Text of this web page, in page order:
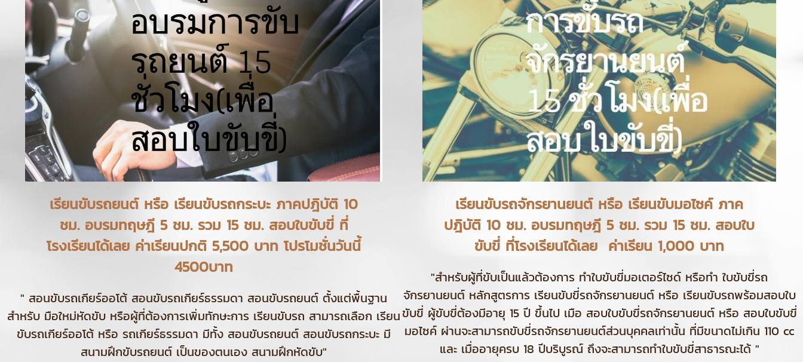
เรียนขับรถยนต์ หรือ เรียนขับรถกระบะ ภาคปฎิบัติ 10
ชม. อบรมทฤษฎี 5 ชม. รวม 15 ชม. สอบใบขับขี่ ที่
โรงเรียนได้เลย ค่าเรียนปกติ 5,500 บาท โปรโมชั่นวันนี้
4500บาท
" สอนขับรถเกียร์ออโต้ สอนขับรถเกียร์ธรรมดา สอนขับรถยนต์ ตั้งแต่พื้นฐาน
สำหรับ มือใหม่หัดขับ หรือผู้ที่ต้องการเพิ่มทักษะการ เรียนขับรถ สามารถเลือก เรียน
ขับรถเกียร์ออโต้ หรือ รถเกียร์ธรรมดา มีทั้ง สอนขับรถยนต์ สอนขับรถกระบะ มี
สนามฝึกขับรถยนต์ เป็นของตนเอง สนามฝึกหัดขับ"
เรียนขับรถจักรยานยนต์ หรือ เรียนขับมอไซค์ ภาค
ปฎิบัติ 10 ชม. อบรมทฤษฎี 5 ชม. รวม 15 ชม. สอบใบ
ขับขี่ ที่โรงเรียนได้เลย ค่าเรียน 1,000 บาท
"สำหรับผู้ที่ขับเป็นแล้วต้องการ ทำใบขับขี่มอเตอร์ไซด์ หรือทำ ใบขับขี่รถ
จักรยานยนต์ หลักสูตรการ เรียนขับขี่รถจักรยานยนต์ หรือ เรียนขับรถพร้อมสอบใบ
ขับขี่ ผู้ขับขี่ต้องมีอายุ 15 ปี ขึ้นไป เมือ สอบใบขับขี่รถจักรยานยนต์ หรือ สอบใบขับขี่
มอไซค์ ผ่านจะสามารถขับขี่รถจักรยานยนต์ส่วนบุคคลเท่านั้น ที่มีขนาดไม่เกิน 110 cc
และ เมื่ออายุครบ 18 ปีบริบูรณ์ ถึงจะสามารถทำใบขับขี่สาธารณะได้ "